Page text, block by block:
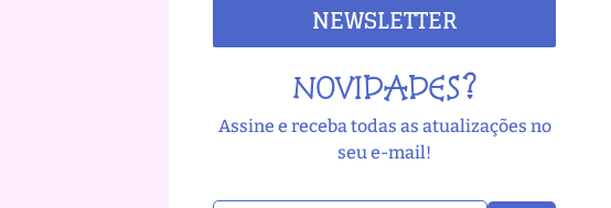
NEWSLETTER
NOVIDADES?
Assine e receba todas as atualizações no
seu e-mail!